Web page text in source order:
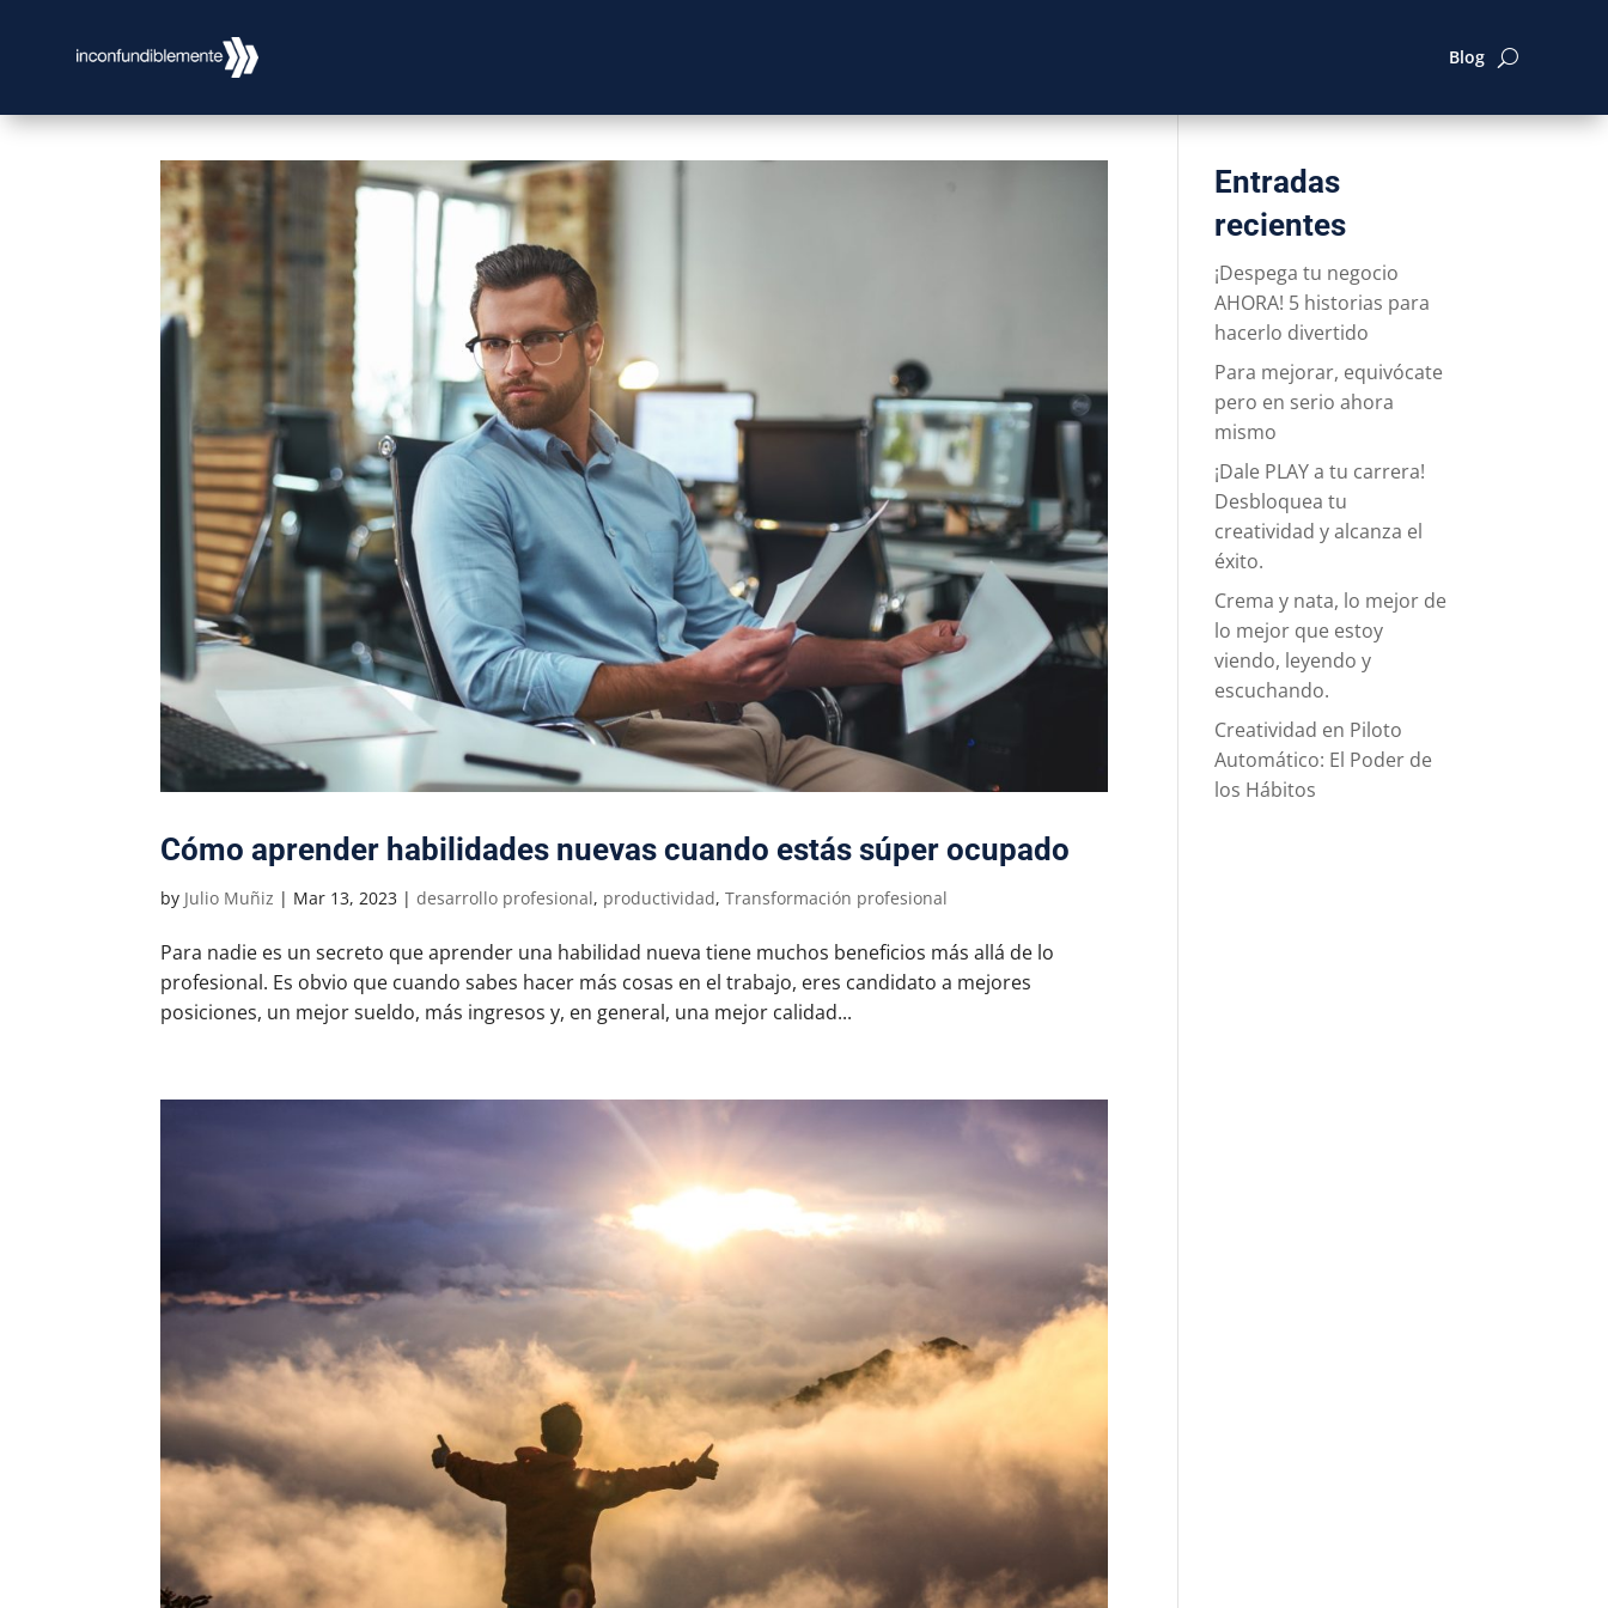
Blog
Cómo aprender habilidades nuevas cuando estás súper ocupado
by Julio Muñiz | Mar 13, 2023 |desarrollo profesional, productividad,Transformación profesional
Para nadie es un secreto que aprender una habilidad nueva tiene muchos beneficios más allá de lo
profesional. Es obvio que cuando sabes hacer más cosas en el trabajo, eres candidato a mejores
posiciones, un mejor sueldo, más ingresos y, en general, una mejor calidad...
Entradas
recientes
¡Despega tu negocio
AHORA! 5 historias para
hacerlo divertido
Para mejorar, equivócate
pero en serio ahora
mismo
¡Dale PLAY a tu carrera!
Desbloquea tu
creatividad y alcanza el
éxito.
Crema y nata, lo mejor de
lo mejor que estoy
viendo, leyendo y
escuchando.
Creatividad en Piloto
Automático: El Poder de
los Hábitos